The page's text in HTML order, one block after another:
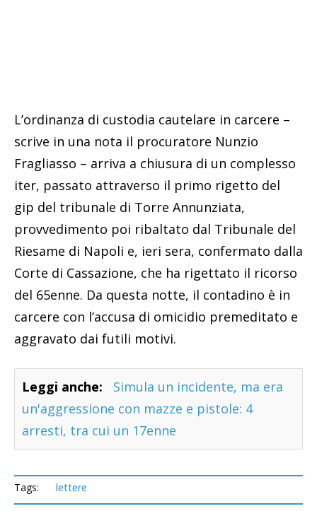
L’ordinanza di custodia cautelare in carcere –
scrive in una nota il procuratore Nunzio
Fragliasso – arriva a chiusura di un complesso
iter, passato attraverso il primo rigetto del
gip del tribunale di Torre Annunziata,
provvedimento poi ribaltato dal Tribunale del
Riesame di Napoli e, ieri sera, confermato dalla
Corte di Cassazione, che ha rigettato il ricorso
del 65enne. Da questa notte, il contadino è in
carcere con l’accusa di omicidio premeditato e
aggravato dai futili motivi.
Leggi anche:
Simula un incidente, ma era
un'aggressione con mazze e pistole: 4
arresti, tra cui un 17enne
Tags: lettere